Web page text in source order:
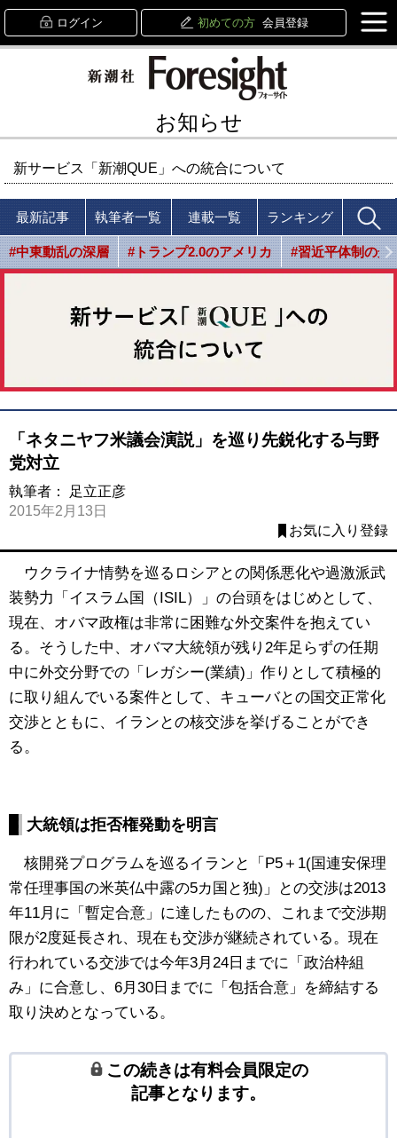
ログイン 初めての方 会員登録
お知らせ
新サービス「新潮QUE」への統合について
最新記事 執筆者一覧 連載一覧 ランキング
#中東動乱の深層 #トランプ2.0のアメリカ #習近平体制の光
「ネタニヤフ米議会演説」を巡り先鋭化する与野
党対立
執筆者：
足立正彦
2015年2月13日
お気に入り登録
ウクライナ情勢を巡るロシアとの関係悪化や過激派武
装勢力「イスラム国（ISIL）」の台頭をはじめとして、
現在、オバマ政権は非常に困難な外交案件を抱えてい
る。そうした中、オバマ大統領が残り2年足らずの任期
中に外交分野での「レガシー(業績)」作りとして積極的
に取り組んでいる案件として、キューバとの国交正常化
交渉とともに、イランとの核交渉を挙げることができ
る。
大統領は拒否権発動を明言
核開発プログラムを巡るイランと「P5＋1(国連安保理
常任理事国の米英仏中露の5カ国と独)」との交渉は2013
年11月に「暫定合意」に達したものの、これまで交渉期
限が2度延長され、現在も交渉が継続されている。現在
行われている交渉では今年3月24日までに「政治枠組
み」に合意し、6月30日までに「包括合意」を締結する
取り決めとなっている。
この続きは有料会員限定の
記事となります。